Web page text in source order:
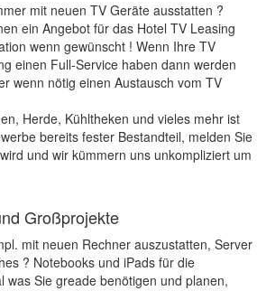
mit neuen TV Geräte ausstatten ?
ein Angebot für das Hotel TV Leasing
wenn gewünscht ! Wenn Ihre TV
einen Full-Service haben dann werden
wenn nötig einen Austausch vom TV
Herde, Kühltheken und vieles mehr ist
bereits fester Bestandteil, melden Sie
und wir kümmern uns unkompliziert um
Großprojekte
mit neuen Rechner auszustatten, Server
? Notebooks und iPads für die
was Sie greade benötigen und planen,